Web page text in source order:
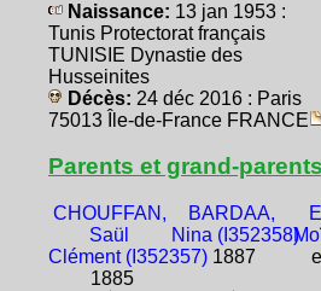
Naissance: 13 jan 1953 :
Tunis Protectorat français
TUNISIE Dynastie des
Husseinites
Décès: 24 déc 2016 : Paris
75013 Île-de-France FRANCE
Parents et grand-parents
CHOUFFAN,
Saül
Clément (I352357)
1885
BARDAA,
Nina (I352358)
1887